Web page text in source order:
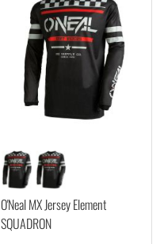
O'Neal MX Jersey Element
SQUADRON